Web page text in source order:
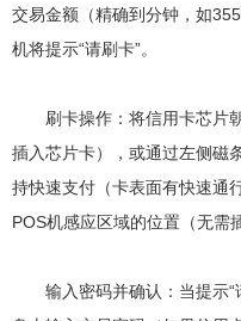
交易金额（精确到分钟，如
机将提示“请刷卡”。
刷卡操作：将信用卡芯片
插入芯片卡），或通过左侧磁
持快速支付（卡表面有快速通
POS机感应区域的位置（无需
输入密码并确认：当提示“